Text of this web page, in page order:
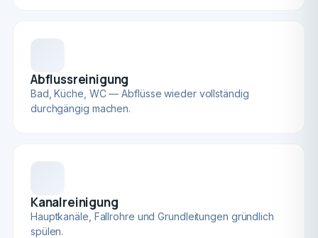
Abflussreinigung
Bad, Küche, WC — Abflüsse wieder vollständig
durchgängig machen.
Kanalreinigung
Hauptkanäle, Fallrohre und Grundleitungen gründlich
spülen.